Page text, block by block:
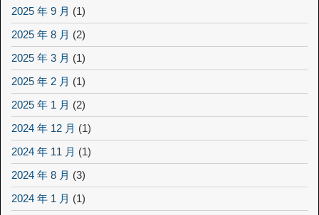
2025 年 9 月 (1)
2025 年 8 月 (2)
2025 年 3 月 (1)
2025 年 2 月 (1)
2025 年 1 月 (2)
2024 年 12 月 (1)
2024 年 11 月 (1)
2024 年 8 月 (3)
2024 年 1 月 (1)